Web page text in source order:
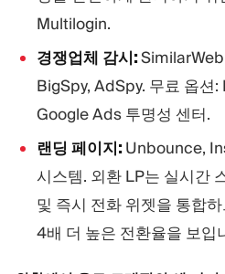
Multilogin.
경쟁업체 감시:
BigSpy, AdSpy. 무료 옵션
Google Ads 투명성 센터.
랜딩 페이지:Unbounce,
시스템. 외환 LP는 실시간
및 즉시 전화 위젯을 통합
4배 더 높은 전환율을 보입